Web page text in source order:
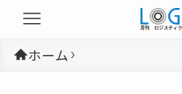
ホーム